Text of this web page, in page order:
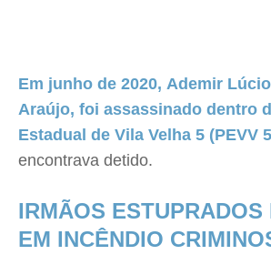
Em junho de 2020, Ademir
Araújo, foi assassinado dentro
Estadual de Vila Velha 5 (PEVV
encontrava detido.
IRMÃOS ESTUPRADOS
EM INCÊNDIO